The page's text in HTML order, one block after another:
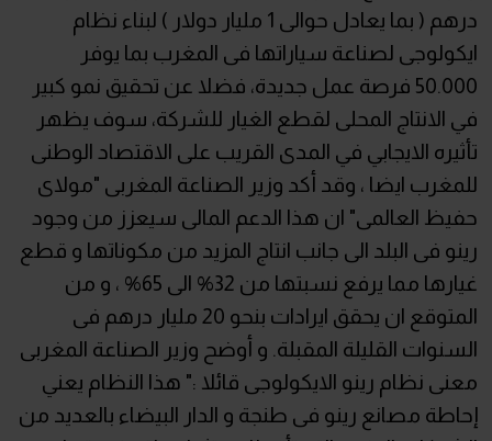
درهم ( بما يعادل حوالى 1 مليار دولار ) لبناء نظام
ايكولوجى لصناعة سياراتها فى المغرب بما يوفر
50.000 فرصة عمل جديدة، فضلا عن تحقيق نمو كبير
في الانتاج المحلى لقطع الغيار للشركة، سوف يظهر
تأثيره الايجابي في المدى القريب على الاقتصاد الوطنى
للمغرب ايضا ، وقد أكد وزير الصناعة المغربى "مولاى
حفيظ العالمى" ان هذا الدعم المالى سيعزز من وجود
رينو فى البلد الى جانب انتاج المزيد من مكوناتها و قطع
غيارها مما يرفع نسبتها من 32% الى 65% ، و من
المتوقع ان يحقق ايرادات بنحو 20 مليار درهم فى
السنوات القليلة المقبلة. و أوضح وزير الصناعة المغربى
معنى نظام رينو الايكولوجى قائلا :" هذا النظام يعني
إحاطة مصانع رينو فى طنجة و الدار البيضاء بالعديد من